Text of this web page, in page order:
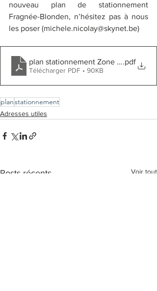
nouveau plan de stationnement
Fragnée-Blonden, n’hésitez pas à nous
les poser (michele.nicolay@skynet.be)
plan stationnement Zone F Fragnée
.pdf
Télécharger PDF • 90KB
planstationnement
Adresses utiles
Posts récents Voir tout